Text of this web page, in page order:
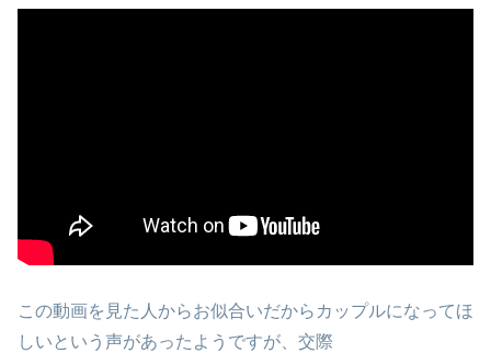
この動画を見た人からお似合いだからカップルになってほ
しいという声があったようですが、交際